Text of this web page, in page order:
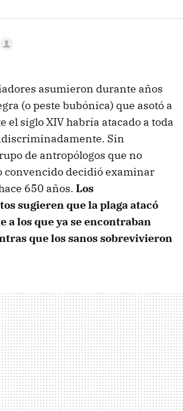
asumieron durante años
(o peste bubónica) que asotó a
el siglo XIV habría atacado a toda
Sin
de antropólogos que no
convencido decidió examinar
650 años. Los
sugieren que la plaga atacó
a los que ya se encontraban
que los sanos sobrevivieron